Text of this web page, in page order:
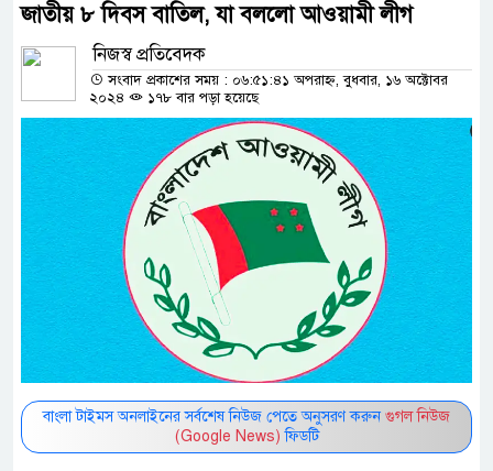
জাতীয় ৮ দিবস বাতিল, যা বললো আওয়ামী লীগ
নিজস্ব প্রতিবেদক
সংবাদ প্রকাশের সময় : ০৬:৫১:৪১ অপরাহ্ন, বুধবার, ১৬ অক্টোবর
২০২৪
১৭৮ বার পড়া হয়েছে
বাংলা টাইমস অনলাইনের সর্বশেষ নিউজ পেতে অনুসরণ করুন গুগল নিউজ
(Google News) ফিডটি